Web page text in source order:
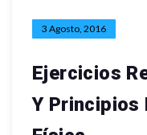
3 Agosto, 2016
Ejercicios
Y Principios